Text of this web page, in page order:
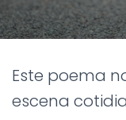
Este poema
escena